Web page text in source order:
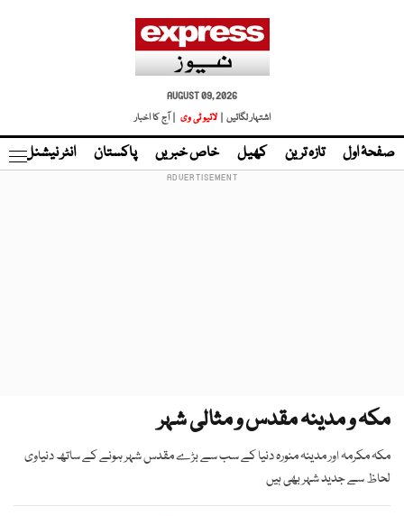
AUGUST 09, 2026
اشتہار لگائیں |
لائیو ٹی وی | آج کا اخبار
صفحۂ اول تازہ ترین کھیل خاص خبریں پاکستان انٹر نیشنل
مکہ و مدینہ مقدس و مثالی شہر
مکہ مکرمہ اور مدینہ منورہ دنیا کے سب سے بڑے مقدس شہر ہونے کے ساتھ دنیاوی
لحاظ سے جدید شہر بھی ہیں